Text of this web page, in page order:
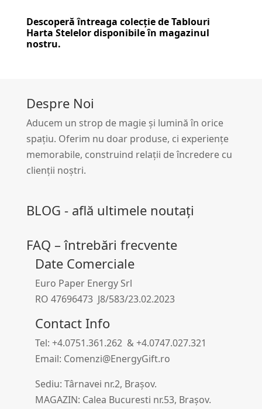
Descoperă întreaga colecție deTablouri
Harta Stelelordisponibile în magazinul
nostru.
Despre Noi
Aducem un strop de magie și lumină în orice
spațiu. Oferim nu doar produse, ci experiențe
memorabile, construind relații de încredere cu
clienții noștri.
BLOG - află ultimele noutați
FAQ – întrebări frecvente
Date Comerciale
Euro Paper Energy Srl
RO 47696473 J8/583/23.02.2023
Contact Info
Tel: +4.0751.361.262 & +4.0747.027.321
Email: Comenzi@EnergyGift.ro
Sediu: Târnavei nr.2, Brașov.
MAGAZIN: Calea Bucuresti nr.53, Brașov.